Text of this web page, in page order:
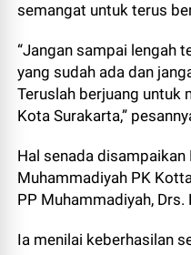
semangat untuk terus
“Jangan sampai lengah
yang sudah ada dan
Teruslah berjuang untuk
Kota Surakarta,”
Hal senada
Muhammadiyah PK
PP Muhammadiyah, Drs.
Ia menilai keberhasilan